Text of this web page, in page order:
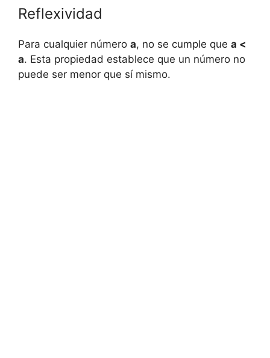
Reflexividad
Para cualquier número a, no se cumple que a <
a. Esta propiedad establece que un número no
puede ser menor que sí mismo.